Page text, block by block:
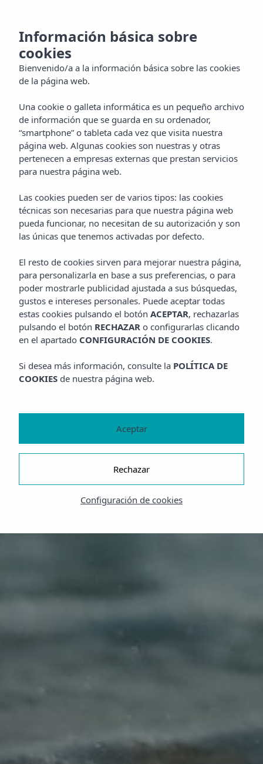
Información básica sobre
cookies
Bienvenido/a a la información básica sobre las cookies
de la página web.
Una cookie o galleta informática es un pequeño archivo
de información que se guarda en su ordenador,
“smartphone” o tableta cada vez que visita nuestra
página web. Algunas cookies son nuestras y otras
pertenecen a empresas externas que prestan servicios
para nuestra página web.
Las cookies pueden ser de varios tipos: las cookies
técnicas son necesarias para que nuestra página web
pueda funcionar, no necesitan de su autorización y son
las únicas que tenemos activadas por defecto.
El resto de cookies sirven para mejorar nuestra página,
para personalizarla en base a sus preferencias, o para
poder mostrarle publicidad ajustada a sus búsquedas,
gustos e intereses personales. Puede aceptar todas
estas cookies pulsando el botón ACEPTAR, rechazarlas
pulsando el botón RECHAZAR o configurarlas clicando
en el apartado CONFIGURACIÓN DE COOKIES.
Si desea más información, consulte la POLÍTICA DE
COOKIES de nuestra página web.
Configuración de cookies
Rechazar
Aceptar